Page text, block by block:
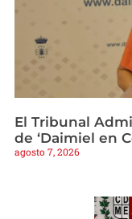
El Tribunal
de ‘Daimiel en
agosto 7, 2026